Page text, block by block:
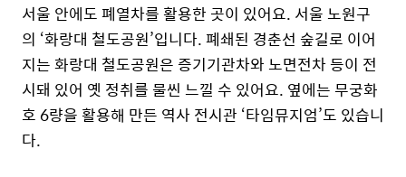
서울 안에도 폐열차를 활용한 곳이 있어요. 서울 노원구
의 ‘화랑대 철도공원’입니다. 폐쇄된 경춘선 숲길로 이어
지는 화랑대 철도공원은 증기기관차와 노면전차 등이 전
시돼 있어 옛 정취를 물씬 느낄 수 있어요. 옆에는 무궁화
호 6량을 활용해 만든 역사 전시관 ‘타임뮤지엄’도 있습니
다.